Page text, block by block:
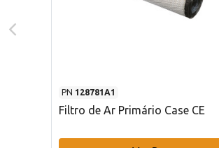
PN 128781A1
Filtro de Ar Primário Case CE